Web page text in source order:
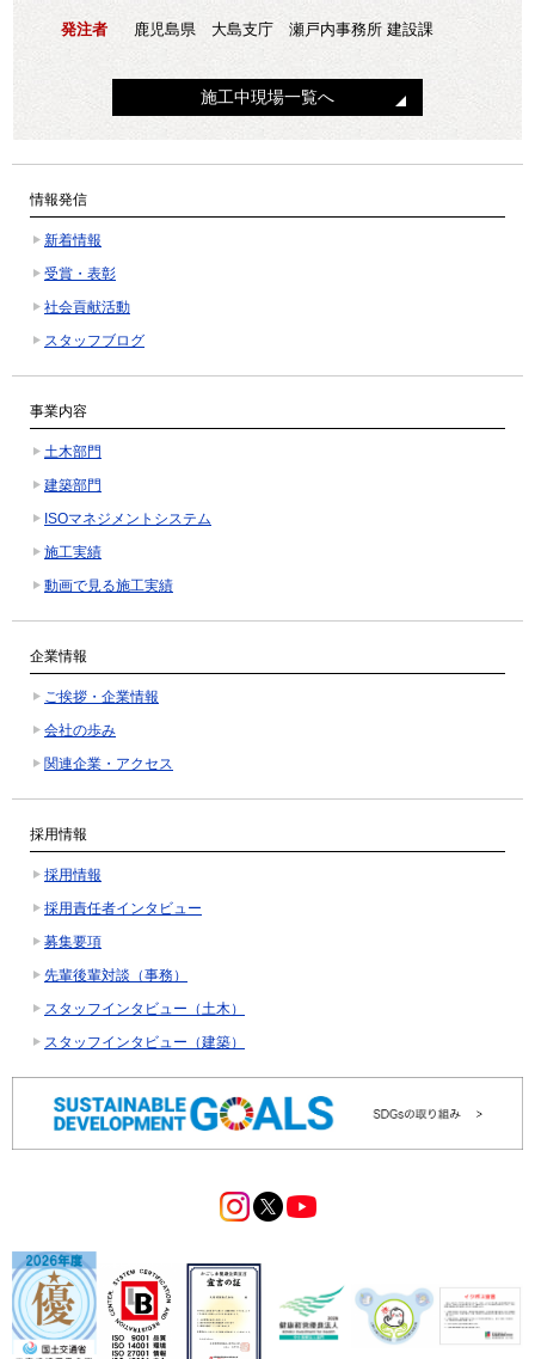
発注者 鹿児島県 大島支庁 瀬戸内事務所 建設課
施工中現場一覧へ
情報発信
新着情報
受賞・表彰
社会貢献活動
スタッフブログ
事業内容
土木部門
建築部門
ISOマネジメントシステム
施工実績
動画で見る施工実績
企業情報
ご挨拶・企業情報
会社の歩み
関連企業・アクセス
採用情報
採用情報
採用責任者インタビュー
募集要項
先輩後輩対談（事務）
スタッフインタビュー（土木）
スタッフインタビュー（建築）